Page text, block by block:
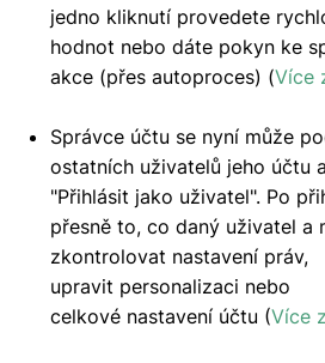
jedno kliknutí provedete
hodnot nebo dáte pokyn ke
akce (přes autoproces) (Více
Správce účtu se nyní může
ostatních uživatelů jeho účtu
"Přihlásit jako uživatel". Po
přesně to, co daný uživatel a
zkontrolovat nastavení práv,
upravit personalizaci nebo
celkové nastavení účtu (Více